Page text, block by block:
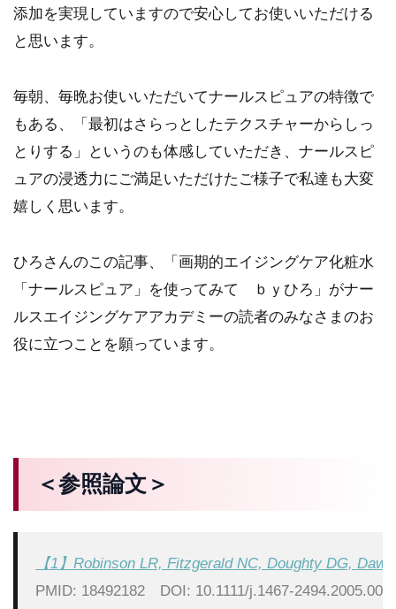
添加を実現していますので安心してお使いいただける
と思います。
毎朝、毎晩お使いいただいてナールスピュアの特徴で
もある、「最初はさらっとしたテクスチャーからしっ
とりする」というのも体感していただき、ナールスピ
ュアの浸透力にご満足いただけたご様子で私達も大変
嬉しく思います。
ひろさんのこの記事、「画期的エイジングケア化粧水
「ナールスピュア」を使ってみて ｂｙひろ」がナー
ルスエイジングケアアカデミーの読者のみなさまのお
役に立つことを願っています。
＜参照論文＞
【1】Robinson LR, Fitzgerald NC, Doughty DG,
PMID: 18492182　DOI: 10.1111/j.1467-